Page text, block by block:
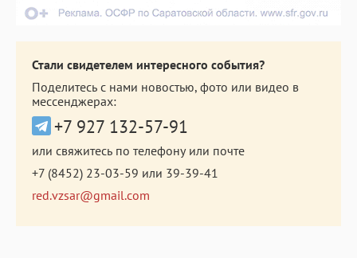
Стали свидетелем интересного события?
Поделитесь с нами новостью, фото или видео в
мессенджерах:
+7 927 132-57-91
или свяжитесь по телефону или почте
+7 (8452) 23-03-59 или 39-39-41
red.vzsar@gmail.com